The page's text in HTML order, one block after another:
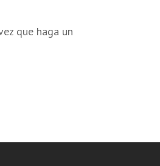
que haga un